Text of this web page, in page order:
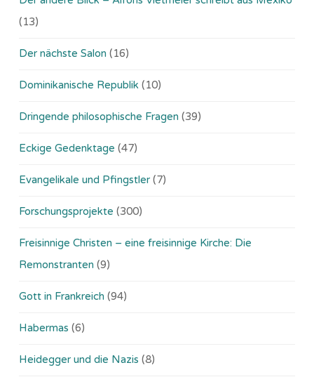
(13)
Der nächste Salon (16)
Dominikanische Republik (10)
Dringende philosophische Fragen (39)
Eckige Gedenktage (47)
Evangelikale und Pfingstler (7)
Forschungsprojekte (300)
Freisinnige Christen – eine freisinnige Kirche: Die
Remonstranten (9)
Gott in Frankreich (94)
Habermas (6)
Heidegger und die Nazis (8)